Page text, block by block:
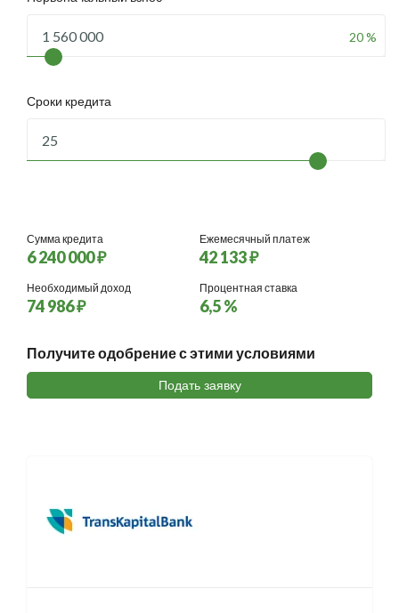
20 %
Сроки кредита
Сумма кредита
6 240 000 ₽
Ежемесячный платеж
42 133 ₽
Необходимый доход
74 986 ₽
Процентная ставка
6,5 %
Получите одобрение с этими условиями
Подать заявку